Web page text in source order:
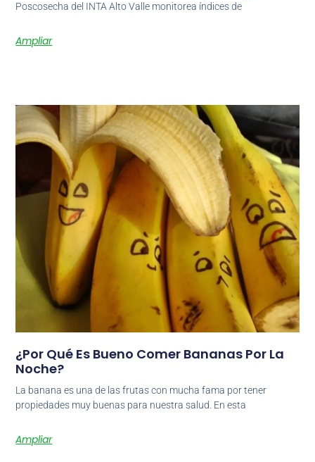
Poscosecha del INTA Alto Valle monitorea índices de
Ampliar
¿Por Qué Es Bueno Comer Bananas Por La
Noche?
La banana es una de las frutas con mucha fama por tener
propiedades muy buenas para nuestra salud. En esta
Ampliar